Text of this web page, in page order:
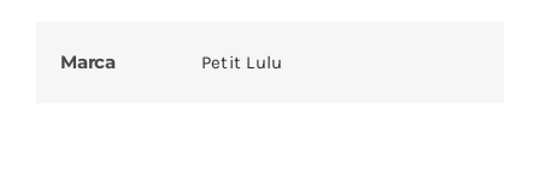
Marca Petit Lulu